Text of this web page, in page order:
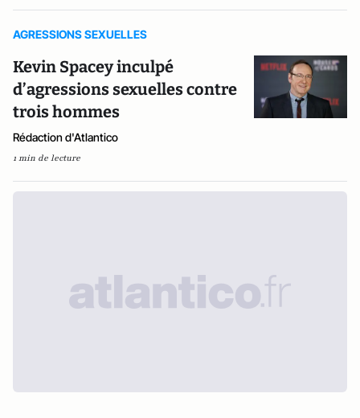
AGRESSIONS SEXUELLES
Kevin Spacey inculpé
d’agressions sexuelles contre
trois hommes
Rédaction d'Atlantico
1 min de lecture